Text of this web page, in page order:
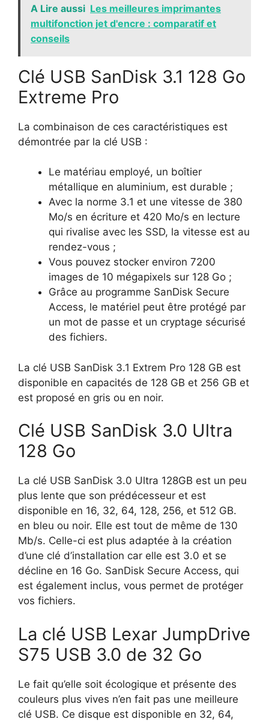
A Lire aussi Les meilleures imprimantes
multifonction jet d'encre : comparatif et
conseils
Clé USB SanDisk 3.1 128 Go
Extreme Pro
La combinaison de ces caractéristiques est
démontrée par la clé USB :
Le matériau employé, un boîtier
métallique en aluminium, est durable ;
Avec la norme 3.1 et une vitesse de 380
Mo/s en écriture et 420 Mo/s en lecture
qui rivalise avec les SSD, la vitesse est au
rendez-vous ;
Vous pouvez stocker environ 7200
images de 10 mégapixels sur 128 Go ;
Grâce au programme SanDisk Secure
Access, le matériel peut être protégé par
un mot de passe et un cryptage sécurisé
des fichiers.
La clé USB SanDisk 3.1 Extrem Pro 128 GB est
disponible en capacités de 128 GB et 256 GB et
est proposé en gris ou en noir.
Clé USB SanDisk 3.0 Ultra
128 Go
La clé USB SanDisk 3.0 Ultra 128GB est un peu
plus lente que son prédécesseur et est
disponible en 16, 32, 64, 128, 256, et 512 GB.
en bleu ou noir. Elle est tout de même de 130
Mb/s. Celle-ci est plus adaptée à la création
d’une clé d’installation car elle est 3.0 et se
décline en 16 Go. SanDisk Secure Access, qui
est également inclus, vous permet de protéger
vos fichiers.
La clé USB Lexar JumpDrive
S75 USB 3.0 de 32 Go
Le fait qu’elle soit écologique et présente des
couleurs plus vives n’en fait pas une meilleure
clé USB. Ce disque est disponible en 32, 64,